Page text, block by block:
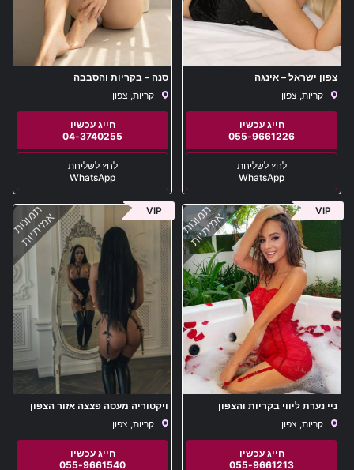
צפון ישראל – אינגה
קריות, צפון
055-9661226
WhatsApp
סנה – בקריות והסבבה
קריות, צפון
04-3740255
WhatsApp
תמונות
אמיתיות VIP
ניי נערת ליווי בקריות והצפון
קריות, צפון
055-9661213
תמונות
אמיתיות VIP
ויקטוריה מעסה פצצה אזור הצפון
קריות, צפון
055-9661540